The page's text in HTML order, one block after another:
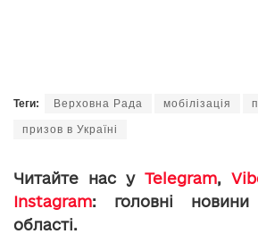
Теги: Верховна Рада мобілізація
призов в Україні
Читайте нас у Telegram,
Instagram: головні
області.